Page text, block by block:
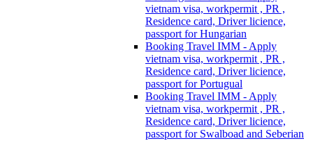
vietnam visa, workpermit , PR ,
Residence card, Driver licience,
passport for Hungarian
Booking Travel IMM - Apply
vietnam visa, workpermit , PR ,
Residence card, Driver licience,
passport for Portugual
Booking Travel IMM - Apply
vietnam visa, workpermit , PR ,
Residence card, Driver licience,
passport for Swalboad and Seberian